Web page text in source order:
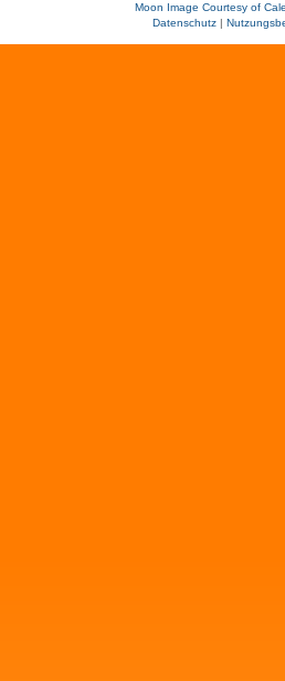
Moon Image Courtesy of
Datenschutz|